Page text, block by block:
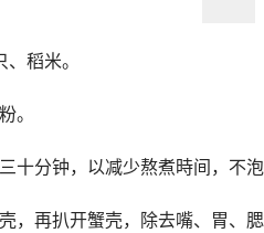
稻米。
。
十分钟，以减少熬煮時间，不泡
，再扒开蟹壳，除去嘴、胃、腮